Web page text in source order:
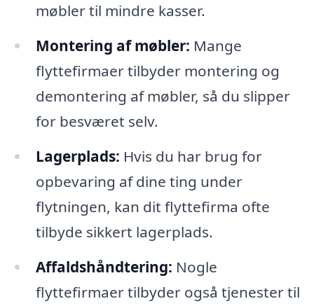
møbler til mindre kasser.
Montering af møbler: Mange
flyttefirmaer tilbyder montering og
demontering af møbler, så du slipper
for besværet selv.
Lagerplads: Hvis du har brug for
opbevaring af dine ting under
flytningen, kan dit flyttefirma ofte
tilbyde sikkert lagerplads.
Affaldshåndtering: Nogle
flyttefirmaer tilbyder også tjenester til